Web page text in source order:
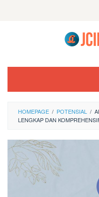
HOMEPAGE / POTENSIAL /
LENGKAP DAN